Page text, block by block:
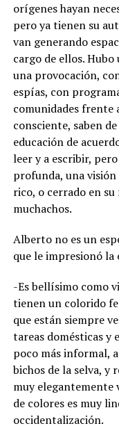
orígenes hayan
pero ya tienen su
van generando
cargo de ellos.
una provocación,
espías, con
comunidades frente
consciente, saben
educación de
leer y a escribir,
profunda, una
rico, o cerrado en
muchachos.
Alberto no es un
que le impresionó la
-Es bellísimo como
tienen un colorido
que están siempre
tareas domésticas y
poco más informal,
bichos de la selva, y
muy elegantemente
de colores es muy
occidentalización.